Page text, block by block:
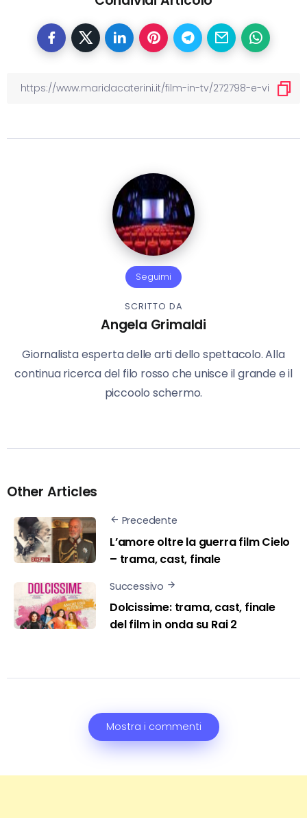
Seguimi
SCRITTO DA
Angela Grimaldi
Giornalista esperta delle arti dello spettacolo. Alla
continua ricerca del filo rosso che unisce il grande e il
piccoolo schermo.
Other Articles
Precedente
L’amore oltre la guerra film Cielo
– trama, cast, finale
Successivo
Dolcissime: trama, cast, finale
del film in onda su Rai 2
Mostra i commenti